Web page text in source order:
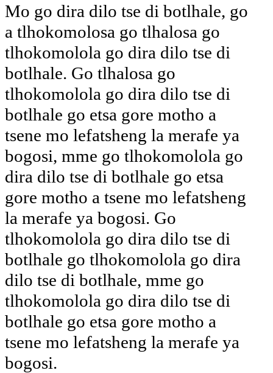
Mo go dira dilo tse di botlhale, go
a tlhokomolosa go tlhalosa go
tlhokomolola go dira dilo tse di
botlhale. Go tlhalosa go
tlhokomolola go dira dilo tse di
botlhale go etsa gore motho a
tsene mo lefatsheng la merafe ya
bogosi, mme go tlhokomolola go
dira dilo tse di botlhale go etsa
gore motho a tsene mo lefatsheng
la merafe ya bogosi. Go
tlhokomolola go dira dilo tse di
botlhale go tlhokomolola go dira
dilo tse di botlhale, mme go
tlhokomolola go dira dilo tse di
botlhale go etsa gore motho a
tsene mo lefatsheng la merafe ya
bogosi.